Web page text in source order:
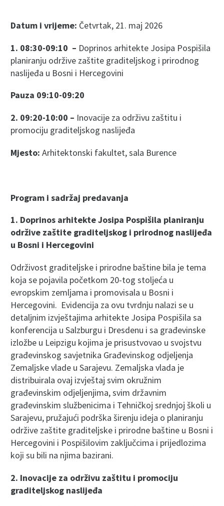
Datum i vrijeme: Četvrtak, 21. maj 2026
1. 08:30-09:10 – Doprinos arhitekte Josipa Pospišila
planiranju održive zaštite graditeljskog i prirodnog
naslijeđa u Bosni i Hercegovini
Pauza 09:10-09:20
2. 09:20-10:00 – Inovacije za održivu zaštitu i
promociju graditeljskog naslijeđa
Mjesto: Arhitektonski fakultet, sala Burence
Program i sadržaj predavanja
1. Doprinos arhitekte Josipa Pospišila planiranju
održive zaštite graditeljskog i prirodnog naslijeđa
u Bosni i Hercegovini
Održivost graditeljske i prirodne baštine bila je tema
koja se pojavila početkom 20-tog stoljeća u
evropskim zemljama i promovisala u Bosni i
Hercegovini. Evidencija za ovu tvrdnju nalazi se u
detaljnim izvještajima arhitekte Josipa Pospišila sa
konferencija u Salzburgu i Dresdenu i sa građevinske
izložbe u Leipzigu kojima je prisustvovao u svojstvu
građevinskog savjetnika Građevinskog odjeljenja
Zemaljske vlade u Sarajevu. Zemaljska vlada je
distribuirala ovaj izvještaj svim okružnim
građevinskim odjeljenjima, svim državnim
građevinskim službenicima i Tehničkoj srednjoj školi u
Sarajevu, pružajući podrška širenju ideja o planiranju
održive zaštite graditeljske i prirodne baštine u Bosni i
Hercegovini i Pospišilovim zaključcima i prijedlozima
koji su bili na njima bazirani.
2. Inovacije za održivu zaštitu i promociju
graditeljskog naslijeđa